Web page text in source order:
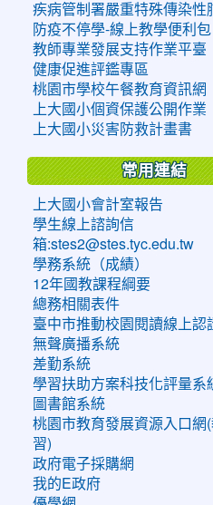
疾病管制署嚴重特殊傳染性
防疫不停學-線上教學便利包
教師專業發展支持作業平臺
健康促進評鑑專區
桃園市學校午餐教育資訊網
上大國小個資保護公開作業
上大國小災害防救計畫書
常用連結
上大國小會計室報告
學生線上諮詢信
箱:stes2@stes.tyc.edu.tw
學務系統（成績）
12年國教課程綱要
總務相關表件
臺中市推動校園閱讀線上認
無聲廣播系統
差勤系統
學習扶助方案科技化評量系
圖書館系統
桃園市教育發展資源入口網
習)
政府電子採購網
我的E政府